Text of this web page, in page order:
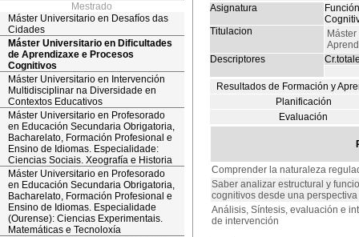
Mestrado
Máster Universitario en Desafíos das
Cidades
Máster Universitario en Dificultades
de Aprendizaxe e Procesos
Cognitivos
Máster Universitario en Intervención
Multidisciplinar na Diversidade en
Contextos Educativos
Máster Universitario en Profesorado
en Educación Secundaria Obrigatoria,
Bacharelato, Formación Profesional e
Ensino de Idiomas. Especialidade:
Ciencias Sociais. Xeografía e Historia
Máster Universitario en Profesorado
en Educación Secundaria Obrigatoria,
Bacharelato, Formación Profesional e
Ensino de Idiomas. Especialidade
(Ourense): Ciencias Experimentais.
Matemáticas e Tecnoloxía
Asignatura
Titulacion
Descriptores
Resultados de Formación y
Planificación
Evaluación
Comprender la naturaleza
Saber analizar estructural y
cognitivos desde una
Análisis, Síntesis, evaluación e
de intervención